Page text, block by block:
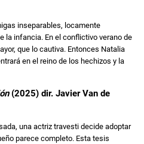
inseparables, locamente
la infancia. En el conflictivo verano de
que lo cautiva. Entonces Natalia
en el reino de los hechizos y la
(2025) dir. Javier Van de
una actriz travesti decide adoptar
parece completo. Esta tesis